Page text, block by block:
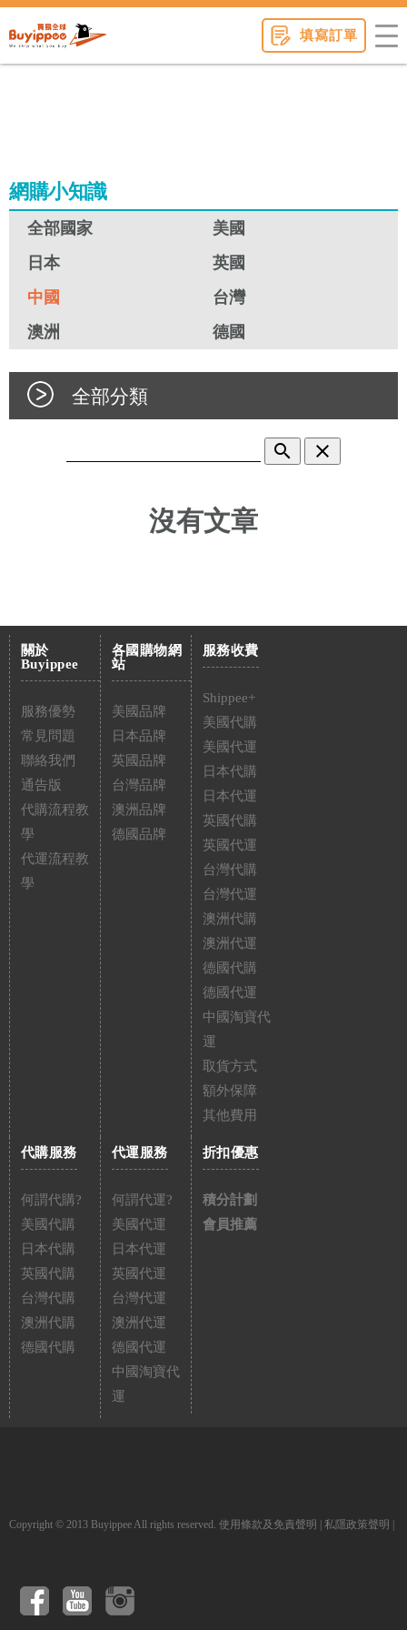
填寫訂單
網購小知識
全部國家
美國
日本
英國
中國
台灣
澳洲
德國
全部分類
search clear
沒有文章
關於
Buyippee
服務優勢
常見問題
聯絡我們
通告版
代購流程教
學
代運流程教
學
各國購物網
站
美國品牌
日本品牌
英國品牌
台灣品牌
澳洲品牌
德國品牌
服務收費
Shippee+
美國代購
美國代運
日本代購
日本代運
英國代購
英國代運
台灣代購
台灣代運
澳洲代購
澳洲代運
德國代購
德國代運
中國淘寶代
運
取貨方式
額外保障
其他費用
代購服務
何謂代購?
美國代購
日本代購
英國代購
台灣代購
澳洲代購
德國代購
代運服務
何謂代運?
美國代運
日本代運
英國代運
台灣代運
澳洲代運
德國代運
中國淘寶代
運
折扣優惠
積分計劃
會員推薦
Copyright © 2013 Buyippee All rights reserved. 使用條款及免責聲明 私隱政策聲明